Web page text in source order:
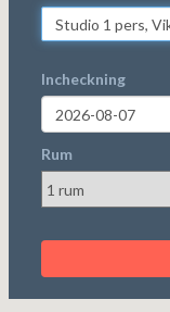
Incheckning
Rum